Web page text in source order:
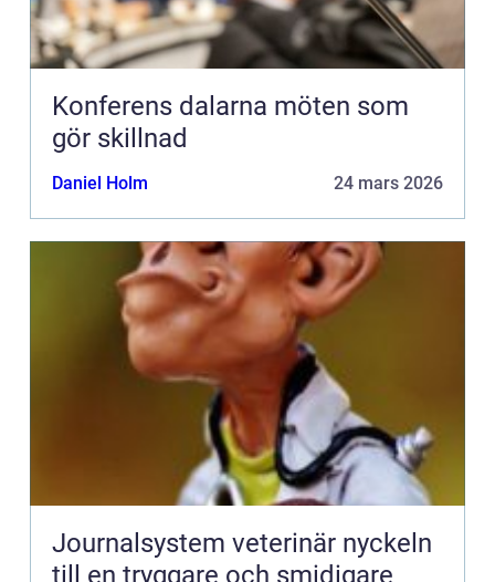
Konferens dalarna möten som
gör skillnad
Daniel Holm 24 mars 2026
Journalsystem veterinär nyckeln
till en tryggare och smidigare